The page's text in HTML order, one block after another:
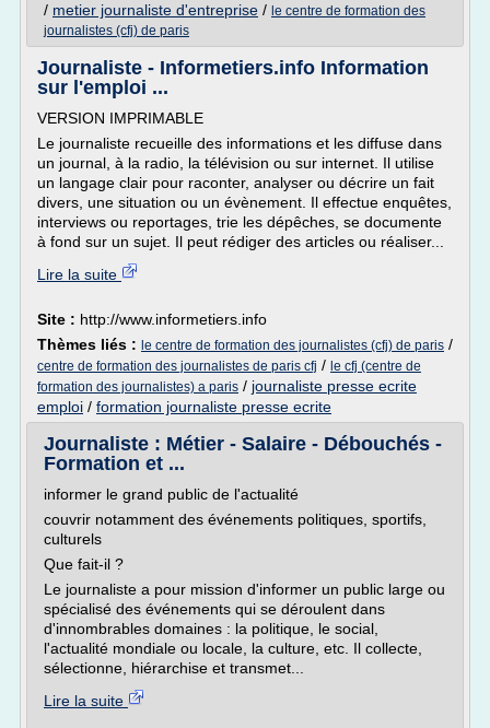
/ metier journaliste d'entreprise / le centre de formation des
journalistes (cfj) de paris
Journaliste - Informetiers.info Information
sur l'emploi ...
VERSION IMPRIMABLE
Le journaliste recueille des informations et les diffuse dans
un journal, à la radio, la télévision ou sur internet. Il utilise
un langage clair pour raconter, analyser ou décrire un fait
divers, une situation ou un évènement. Il effectue enquêtes,
interviews ou reportages, trie les dépêches, se documente
à fond sur un sujet. Il peut rédiger des articles ou réaliser...
Lire la suite
Site : http://www.informetiers.info
Thèmes liés : le centre de formation des journalistes (cfj) de paris /
centre de formation des journalistes de paris cfj / le cfj (centre de
formation des journalistes) a paris / journaliste presse ecrite
emploi / formation journaliste presse ecrite
Journaliste : Métier - Salaire - Débouchés -
Formation et ...
informer le grand public de l'actualité
couvrir notamment des événements politiques, sportifs,
culturels
Que fait-il ?
Le journaliste a pour mission d'informer un public large ou
spécialisé des événements qui se déroulent dans
d'innombrables domaines : la politique, le social,
l'actualité mondiale ou locale, la culture, etc. Il collecte,
sélectionne, hiérarchise et transmet...
Lire la suite